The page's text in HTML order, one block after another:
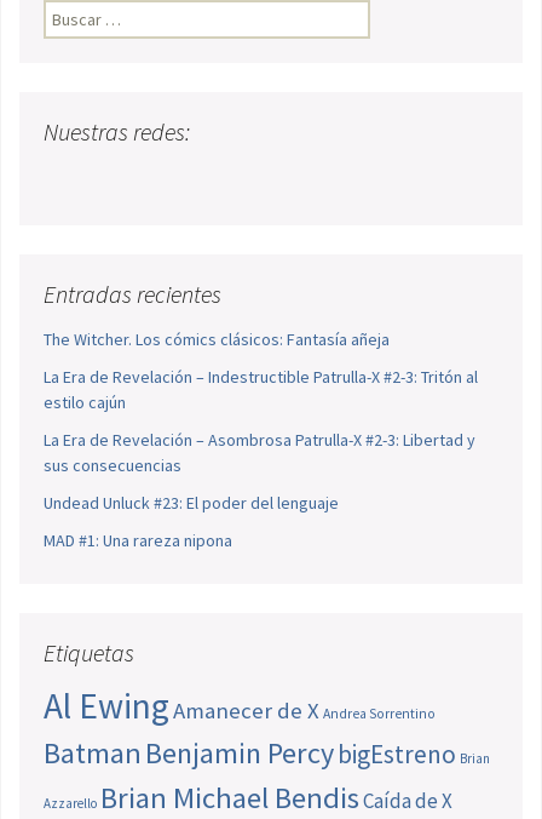
Buscar:
Nuestras redes:
Entradas recientes
The Witcher. Los cómics clásicos: Fantasía añeja
La Era de Revelación – Indestructible Patrulla-X #2-3: Tritón al
estilo cajún
La Era de Revelación – Asombrosa Patrulla-X #2-3: Libertad y
sus consecuencias
Undead Unluck #23: El poder del lenguaje
MAD #1: Una rareza nipona
Etiquetas
Al EwingAmanecer de X Andrea Sorrentino
Batman Benjamin PercybigEstreno Brian
Azzarello Brian Michael BendisCaída de X